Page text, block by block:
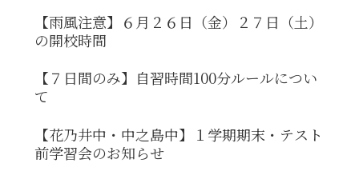
【雨風注意】６月２６日（金）２７日（土）
の開校時間
【７日間のみ】自習時間100分ルールについ
て
【花乃井中・中之島中】１学期期末・テスト
前学習会のお知らせ